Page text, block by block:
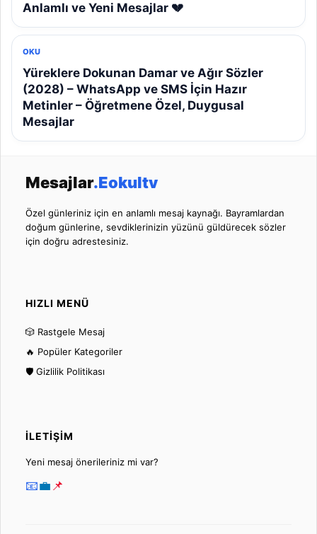
Anlamlı ve Yeni Mesajlar 💔
OKU
Yüreklere Dokunan Damar ve Ağır Sözler
(2028) – WhatsApp ve SMS İçin Hazır
Metinler – Öğretmene Özel, Duygusal
Mesajlar
Mesajlar.Eokultv
Özel günleriniz için en anlamlı mesaj kaynağı. Bayramlardan
doğum günlerine, sevdiklerinizin yüzünü güldürecek sözler
için doğru adrestesiniz.
HIZLI MENÜ
🎲 Rastgele Mesaj
🔥 Popüler Kategoriler
🛡️ Gizlilik Politikası
İLETIŞIM
Yeni mesaj önerileriniz mi var?
📧💼📌